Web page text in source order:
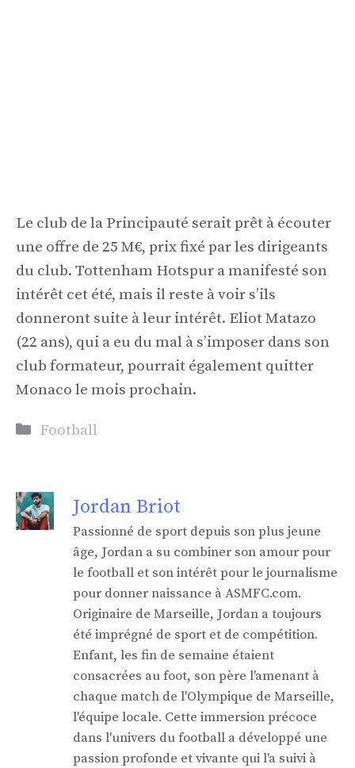
Le club de la Principauté serait prêt à écouter
une offre de 25 M€, prix fixé par les dirigeants
du club. Tottenham Hotspur a manifesté son
intérêt cet été, mais il reste à voir s’ils
donneront suite à leur intérêt. Eliot Matazo
(22 ans), qui a eu du mal à s’imposer dans son
club formateur, pourrait également quitter
Monaco le mois prochain.
Catégories
Football
Jordan Briot
Passionné de sport depuis son plus jeune
âge, Jordan a su combiner son amour pour
le football et son intérêt pour le journalisme
pour donner naissance à ASMFC.com.
Originaire de Marseille, Jordan a toujours
été imprégné de sport et de compétition.
Enfant, les fin de semaine étaient
consacrées au foot, son père l'amenant à
chaque match de l'Olympique de Marseille,
l'équipe locale. Cette immersion précoce
dans l'univers du football a développé une
passion profonde et vivante qui l'a suivi à